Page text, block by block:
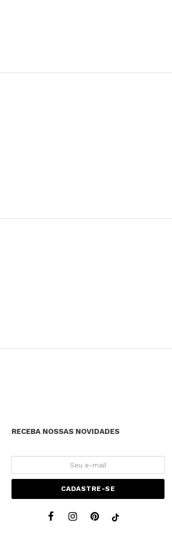
RECEBA NOSSAS NOVIDADES
CADASTRE-SE